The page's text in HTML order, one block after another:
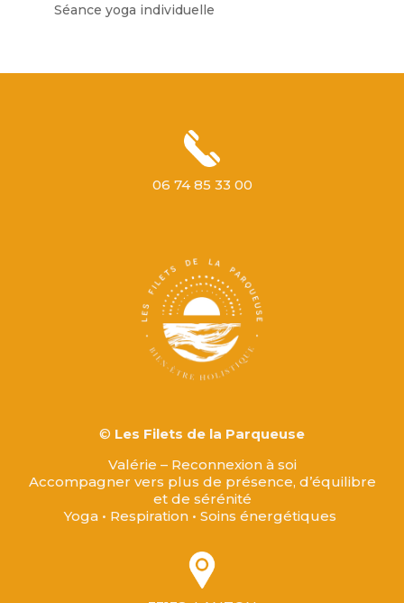
Séance yoga individuelle
06 74 85 33 00
© Les Filets de la Parqueuse
Valérie – Reconnexion à soi
Accompagner vers plus de présence, d’équilibre
et de sérénité
Yoga • Respiration • Soins énergétiques